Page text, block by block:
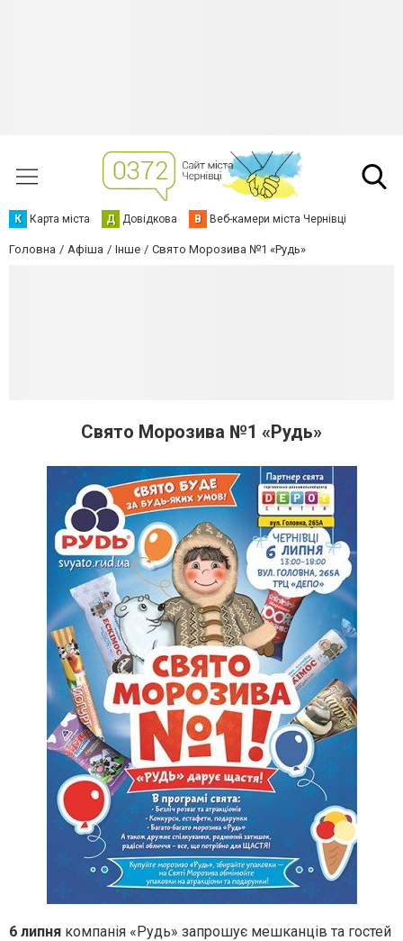
К Карта міста Д Довідкова В Веб-камери міста Чернівці
Головна Афіша Інше Свято Морозива №1 «Рудь»
Свято Морозива №1 «Рудь»
6 липня компанія «Рудь» запрошує мешканців та гостей